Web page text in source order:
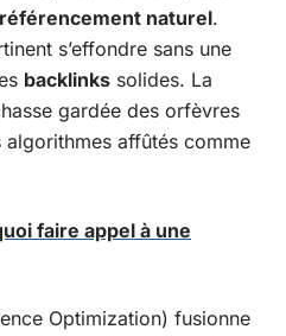
référencement naturel.
s’effondre sans une
backlinks solides. La
gardée des orfèvres
affûtés comme
faire appel à une
Optimization) fusionne